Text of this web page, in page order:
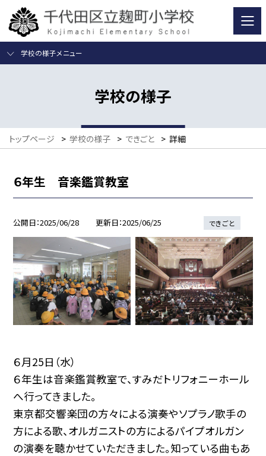
学校の様子メニュー
学校の様子
トップページ > 学校の様子 > できごと > 詳細
６年生 音楽鑑賞教室
公開日 2025/06/28 更新日 2025/06/25 できごと
６月25日（水）
６年生は音楽鑑賞教室で、すみだトリフォニーホール
へ行ってきました。
東京都交響楽団の方々による演奏やソプラノ歌手の
方による歌、オルガニストの方によるパイプオルガン
の演奏を聴かせていただきました。知っている曲もあ